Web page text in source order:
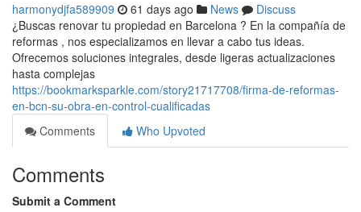
harmonydjfa589909 61 days ago News
Discuss
¿Buscas renovar tu propiedad en Barcelona ? En la compañía de
reformas , nos especializamos en llevar a cabo tus ideas.
Ofrecemos soluciones integrales, desde ligeras actualizaciones
hasta complejas
https://bookmarksparkle.com/story21717708/firma-de-reformas-
en-bcn-su-obra-en-control-cualificadas
Comments
Who Upvoted
Comments
Submit a Comment